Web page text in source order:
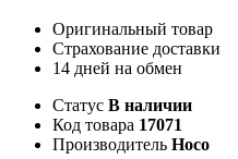
Оригинальный товар
Страхование доставки
14 дней на обмен
Статус В наличии
Код товара 17071
Производитель Hoco